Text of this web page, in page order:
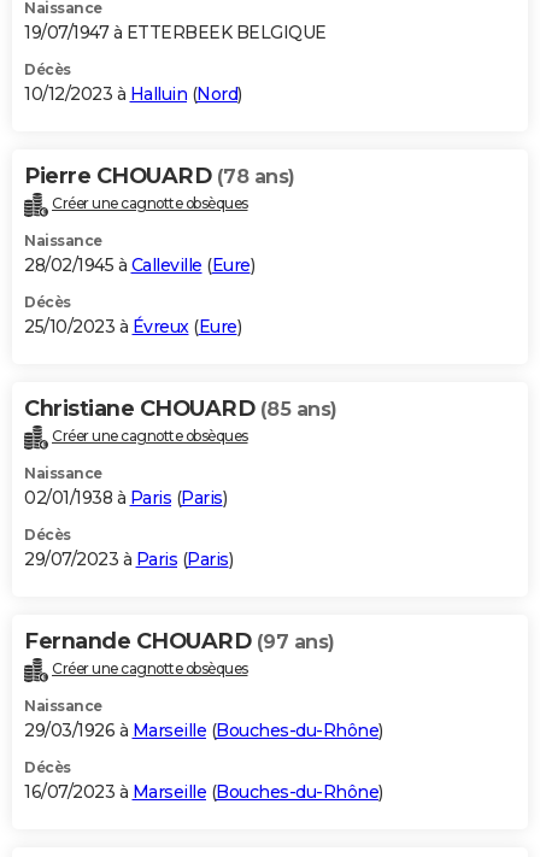
Naissance
19/07/1947 à ETTERBEEK BELGIQUE
Décès
10/12/2023 à Halluin (Nord)
Pierre CHOUARD (78 ans)
Créer une cagnotte obsèques
Naissance
28/02/1945 à Calleville (Eure)
Décès
25/10/2023 à Évreux(Eure)
Christiane CHOUARD (85 ans)
Créer une cagnotte obsèques
Naissance
02/01/1938 à Paris (Paris)
Décès
29/07/2023 à Paris (Paris)
Fernande CHOUARD (97 ans)
Créer une cagnotte obsèques
Naissance
29/03/1926 à Marseille (Bouches-du-Rhône)
Décès
16/07/2023 à Marseille (Bouches-du-Rhône)